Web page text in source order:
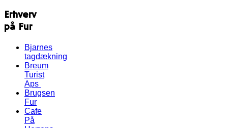
Erhverv
på Fur
Bjarnes
tagdækning
Breum
Turist
Aps
Brugsen
Fur
Cafe
På